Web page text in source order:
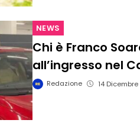
NEWS
Chi è Franco
all’ingresso nel
Redazione 14 Dicembre